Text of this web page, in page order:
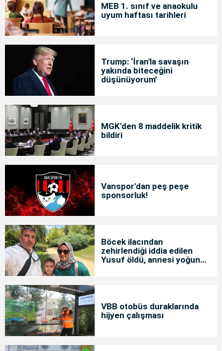
MEB 1. sınıf ve anaokulu
uyum haftası tarihleri
Trump: ‘İran'la savaşın
yakında biteceğini
düşünüyorum’
MGK'den 8 maddelik kritik
bildiri
Vanspor'dan peş peşe
sponsorluk!
Böcek ilacından
zehirlendiği iddia edilen
Yusuf öldü, annesi yoğun
VBB otobüs duraklarında
hijyen çalışması